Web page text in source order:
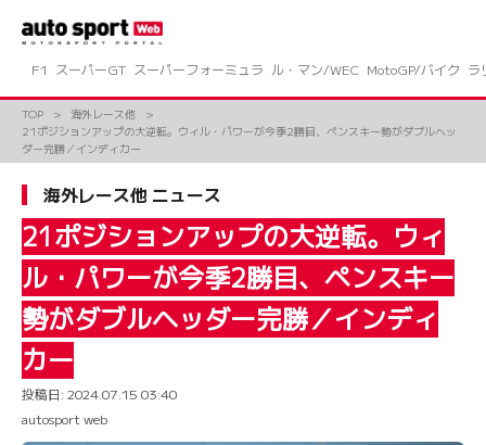
ツ
F1 スーパーGT スーパーフォーミュラ ル・マン/WEC MotoGP/バイク ラ
TOP
海外レース他
21ポジションアップの大逆転。ウィル・パワーが今季2勝目、ペンスキー勢がダブルヘッ
ダー完勝／インディカー
海外レース他 ニュース
21ポジションアップの大逆転。ウィ
ル・パワーが今季2勝目、ペンスキー
勢がダブルヘッダー完勝／インディ
カー
投稿日: 2024.07.15 03:40
autosport web